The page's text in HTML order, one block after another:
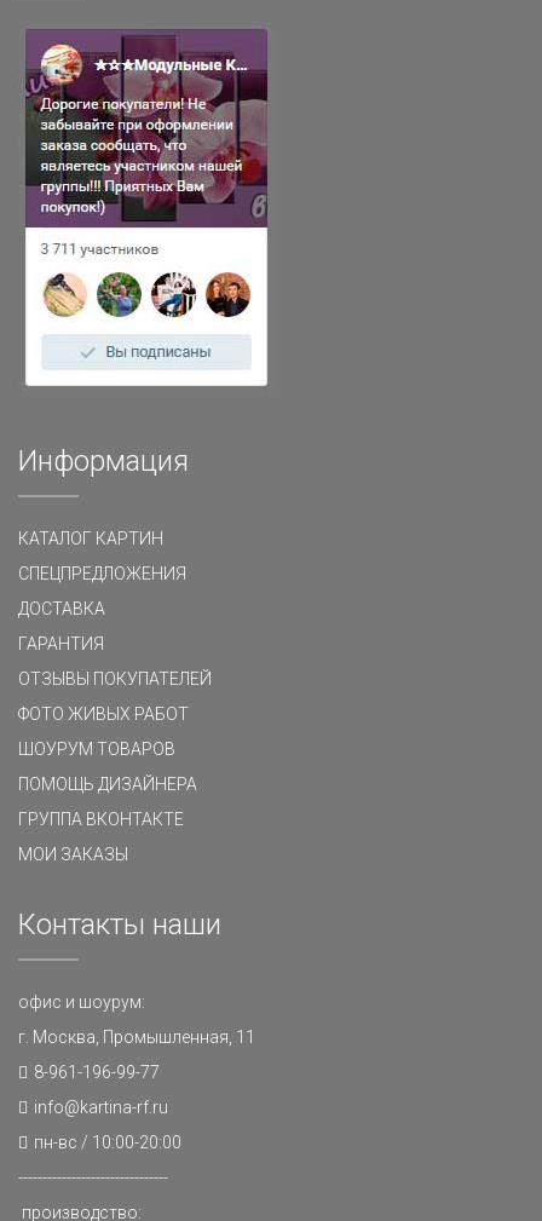
Информация
КАТАЛОГ КАРТИН
СПЕЦПРЕДЛОЖЕНИЯ
ДОСТАВКА
ГАРАНТИЯ
ОТЗЫВЫ ПОКУПАТЕЛЕЙ
ФОТО ЖИВЫХ РАБОТ
ШОУРУМ ТОВАРОВ
ПОМОЩЬ ДИЗАЙНЕРА
ГРУППА ВКОНТАКТЕ
МОИ ЗАКАЗЫ
Контакты наши
офис и шоурум:
г. Москва, Промышленная, 11
8-961-196-99-77
info@kartina-rf.ru
пн-вс / 10:00-20:00
-------------------------------
производство: